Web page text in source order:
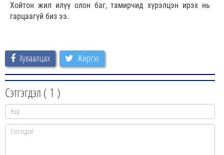
Хойтон жил илүү олон баг, тамирчид хүрэлцэн ирэх нь
гарцаагүй биз ээ.
Хуваалцах Жиргэх
Сэтгэгдэл ( 1 )